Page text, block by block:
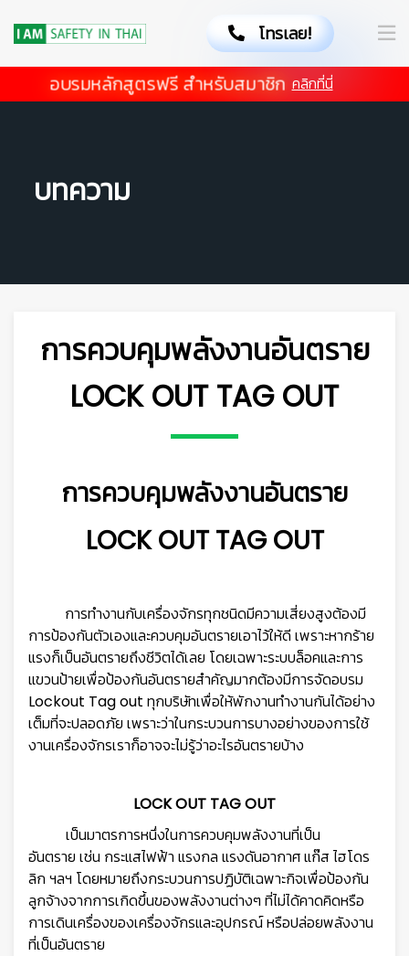
โทรเลย!
อบรมหลักสูตรฟรี สำหรับสมาชิก คลิกที่นี่
บทความ
การควบคุมพลังงานอันตราย
LOCK OUT TAG OUT
การควบคุมพลังงานอันตราย
LOCK OUT TAG OUT
การทำงานกับเครื่องจักรทุกชนิดมีความเสี่ยงสูงต้องมี
การป้องกันตัวเองและควบคุมอันตรายเอาไว้ให้ดี เพราะหากร้าย
แรงก็เป็นอันตรายถึงชีวิตได้เลย โดยเฉพาะระบบล็อคและการ
แขวนป้ายเพื่อป้องกันอันตรายสำคัญมากต้องมีการจัดอบรม
Lockout Tag out ทุกบริษัทเพื่อให้พักงานทำงานกันได้อย่าง
เต็มที่จะปลอดภัย เพราะว่าในกระบวนการบางอย่างของการใช้
งานเครื่องจักรเราก็อาจจะไม่รู้ว่าอะไรอันตรายบ้าง
LOCK OUT TAG OUT
เป็นมาตรการหนึ่งในการควบคุมพลังงานที่เป็น
อันตราย เช่น กระแสไฟฟ้า แรงกล แรงดันอากาศ แก๊ส ไฮโดร
ลิก ฯลฯ โดยหมายถึงกระบวนการปฏิบัติเฉพาะกิจเพื่อป้องกัน
ลูกจ้างจากการเกิดขึ้นของพลังงานต่างๆ ที่ไม่ได้คาดคิดหรือ
การเดินเครื่องของเครื่องจักรและอุปกรณ์ หรือปล่อยพลังงาน
ที่เป็นอันตราย